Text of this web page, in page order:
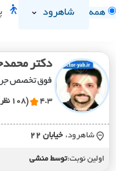
همه شاهرود
دکتر
فوق تخصص
4.3 (108 نظر)
شاهرود، خيابان 22
اولین نوبت:توسط منشی